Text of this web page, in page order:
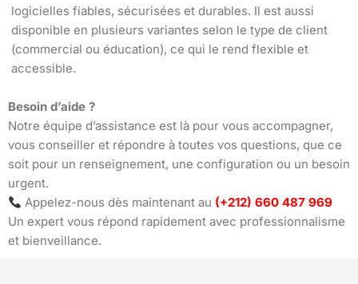
logicielles fiables, sécurisées et durables. Il est aussi
disponible en plusieurs variantes selon le type de client
(commercial ou éducation), ce qui le rend flexible et
accessible.
Besoin d’aide ?
Notre équipe d’assistance est là pour vous accompagner,
vous conseiller et répondre à toutes vos questions, que ce
soit pour un renseignement, une configuration ou un besoin
urgent.
Appelez-nous dès maintenant au (+212) 660 487 969
Un expert vous répond rapidement avec professionnalisme
et bienveillance.